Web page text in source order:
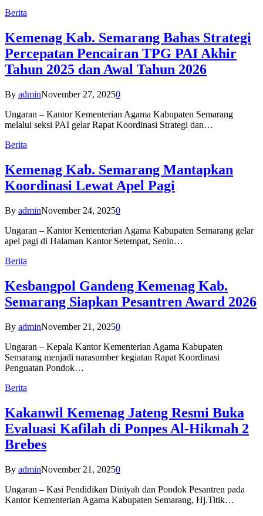
Berita
Kemenag Kab. Semarang Bahas Strategi
Percepatan Pencairan TPG PAI Akhir
Tahun 2025 dan Awal Tahun 2026
By adminNovember 27, 20250
Ungaran – Kantor Kementerian Agama Kabupaten Semarang
melalui seksi PAI gelar Rapat Koordinasi Strategi dan…
Berita
Kemenag Kab. Semarang Mantapkan
Koordinasi Lewat Apel Pagi
By adminNovember 24, 20250
Ungaran – Kantor Kementerian Agama Kabupaten Semarang gelar
apel pagi di Halaman Kantor Setempat, Senin…
Berita
Kesbangpol Gandeng Kemenag Kab.
Semarang Siapkan Pesantren Award 2026
By adminNovember 21, 20250
Ungaran – Kepala Kantor Kementerian Agama Kabupaten
Semarang menjadi narasumber kegiatan Rapat Koordinasi
Penguatan Pondok…
Berita
Kakanwil Kemenag Jateng Resmi Buka
Evaluasi Kafilah di Ponpes Al-Hikmah 2
Brebes
By adminNovember 21, 20250
Ungaran – Kasi Pendidikan Diniyah dan Pondok Pesantren pada
Kantor Kementerian Agama Kabupaten Semarang, Hj.Titik…